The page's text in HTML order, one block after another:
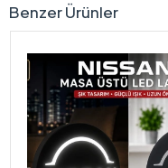
Benzer Ürünler